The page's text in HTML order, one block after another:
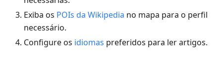
Exiba os POIs da Wikipedia no mapa para o perfil
necessário.
Configure os idiomas preferidos para ler artigos.